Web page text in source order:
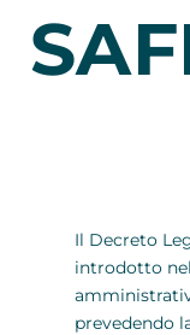
Il Decreto
introdotto
prevedendo